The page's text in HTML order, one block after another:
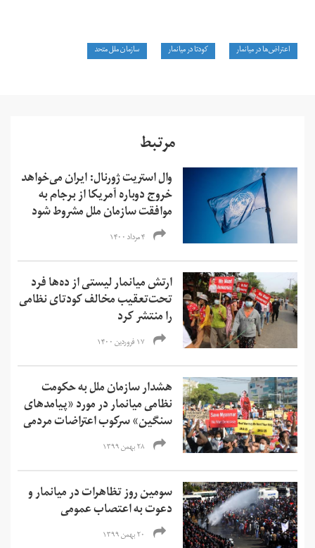
اعتراض‌ها در میانمار کودتا در میانمار سازمان ملل متحد
مرتبط
وال استریت ژورنال: ایران می‌خواهد
خروج دوباره آمریکا از برجام به
موافقت سازمان ملل مشروط شود
۴ مرداد ۱۴۰۰
ارتش میانمار لیستی از ده‌ها فرد
تحت‌تعقیب مخالف کودتای نظامی
را منتشر کرد
۱۷ فروردین ۱۴۰۰
هشدار سازمان ملل به حکومت
نظامی میانمار در مورد «پیامدهای
سنگین» سرکوب اعتراضات مردمی
۲۸ بهمن ۱۳۹۹
سومین روز تظاهرات در میانمار و
دعوت به اعتصاب عمومی
۲۰ بهمن ۱۳۹۹